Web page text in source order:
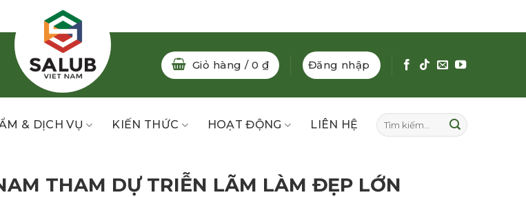
Giỏ hàng / 0 ₫ Đăng nhập
& DỊCH VỤ KIẾN THỨC HOẠT ĐỘNG LIÊN HỆ
Tìm
kiếm:
THAM DỰ TRIỄN LÃM LÀM ĐẸP LỚN